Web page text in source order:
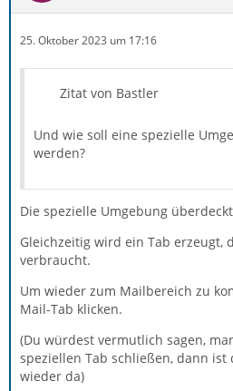
25. Oktober 2023 um 17:16
Zitat von Bastler
Und wie soll eine spezielle
werden?
Die spezielle Umgebung
Gleichzeitig wird ein Tab erzeugt,
verbraucht.
Um wieder zum Mailbereich zu
Mail-Tab klicken.
(Du würdest vermutlich sagen,
speziellen Tab schließen, dann
wieder da)